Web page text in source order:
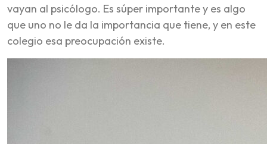
vayan al psicólogo. Es súper importante y es algo
que uno no le da la importancia que tiene, y en este
colegio esa preocupación existe.